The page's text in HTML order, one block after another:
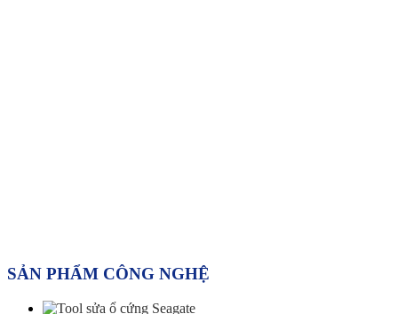
SẢN PHẨM CÔNG NGHỆ